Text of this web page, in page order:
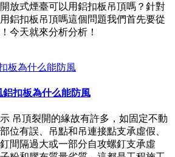
放式煙臺可以用鋁扣板吊頂嗎？針對
鋁扣板吊頂嗎這個問題我們首先要從
今天就來分析分析！
鋁扣板為什么能防風
吊頂裂開的緣故有許多，如固定不動
位有誤、吊點和吊連接點支承虛假、
間隔過大或一部分自攻螺釘支承虛